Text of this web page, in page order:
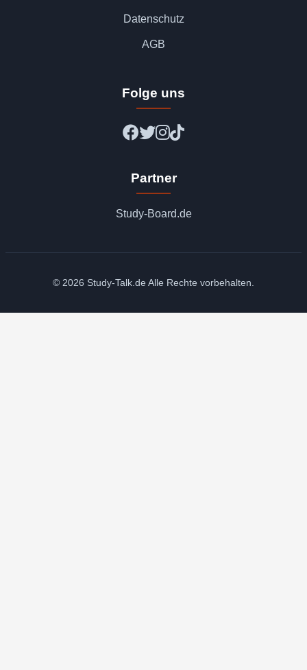
Datenschutz
AGB
Folge uns
Partner
Study-Board.de
© 2026 Study-Talk.de Alle Rechte vorbehalten.